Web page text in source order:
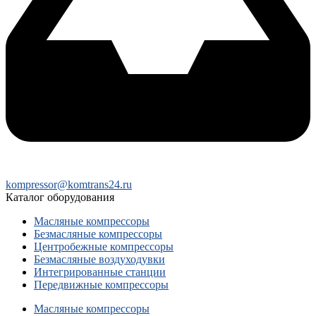
kompressor@komtrans24.ru
Каталог оборудования
Масляные компрессоры
Безмасляные компрессоры
Центробежные компрессоры
Безмасляные воздуходувки
Интегрированные станции
Передвижные компрессоры
Масляные компрессоры